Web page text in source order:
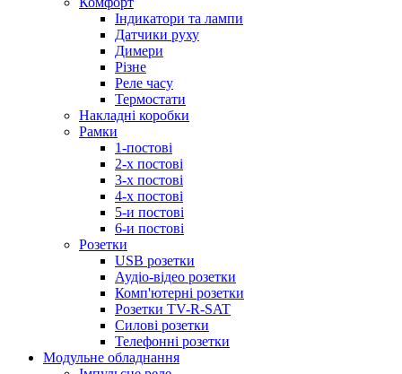
Індикатори та лампи
Датчики руху
Димери
Різне
Реле часу
Термостати
Накладні коробки
Рамки
1-постові
2-х постові
3-х постові
4-х постові
5-и постові
6-и постові
Розетки
USB розетки
Аудіо-відео розетки
Комп'ютерні розетки
Розетки TV-R-SAT
Силові розетки
Телефонні розетки
Модульне обладнання